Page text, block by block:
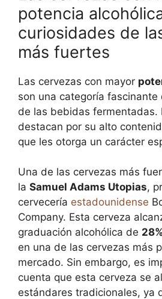
potencia
curiosidades de
más fuertes
Las cervezas con mayor
son una categoría
de las bebidas fermentadas.
destacan por su alto
que les otorga un carácter
Una de las cervezas más
la Samuel Adams Utopias,
cervecería estadounidense
Company. Esta cerveza
graduación alcohólica de
en una de las cervezas más
mercado. Sin embargo, es
cuenta que esta cerveza se
estándares tradicionales, ya